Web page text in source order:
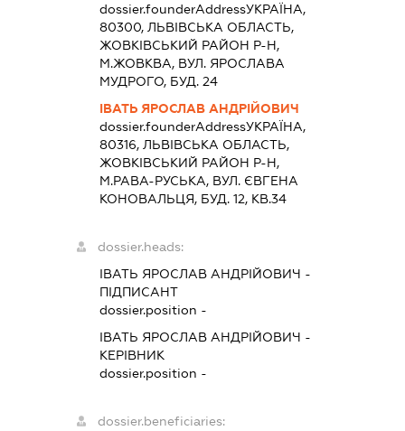
dossier.founderAddressУКРАЇНА,
80300, ЛЬВIВСЬКА ОБЛАСТЬ,
ЖОВКIВСЬКИЙ РАЙОН Р-Н,
М.ЖОВКВА, ВУЛ. ЯРОСЛАВА
МУДРОГО, БУД. 24
ІВАТЬ ЯРОСЛАВ АНДРІЙОВИЧ
dossier.founderAddressУКРАЇНА,
80316, ЛЬВIВСЬКА ОБЛАСТЬ,
ЖОВКIВСЬКИЙ РАЙОН Р-Н,
М.РАВА-РУСЬКА, ВУЛ. ЄВГЕНА
КОНОВАЛЬЦЯ, БУД. 12, КВ.34
dossier.heads:
ІВАТЬ ЯРОСЛАВ АНДРІЙОВИЧ -
ПІДПИСАНТ
dossier.position -
ІВАТЬ ЯРОСЛАВ АНДРІЙОВИЧ -
КЕРІВНИК
dossier.position -
dossier.beneficiaries: